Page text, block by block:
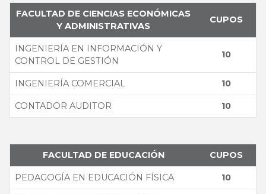
FACULTAD DE CIENCIAS ECONÓMICAS
Y ADMINISTRATIVAS
CUPOS
INGENIERÍA EN INFORMACIÓN Y
CONTROL DE GESTIÓN
10
INGENIERÍA COMERCIAL 10
CONTADOR AUDITOR 10
FACULTAD DE EDUCACIÓN CUPOS
PEDAGOGÍA EN EDUCACIÓN FÍSICA 10